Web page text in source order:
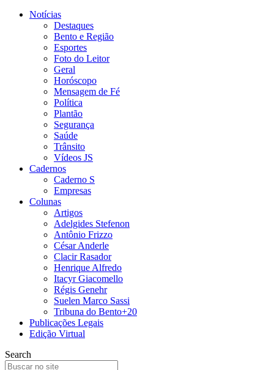
Notícias
Destaques
Bento e Região
Esportes
Foto do Leitor
Geral
Horóscopo
Mensagem de Fé
Política
Plantão
Segurança
Saúde
Trânsito
Vídeos JS
Cadernos
Caderno S
Empresas
Colunas
Artigos
Adelgides Stefenon
Antônio Frizzo
César Anderle
Clacir Rasador
Henrique Alfredo
Itacyr Giacomello
Régis Genehr
Suelen Marco Sassi
Tribuna do Bento+20
Publicações Legais
Edição Virtual
Search